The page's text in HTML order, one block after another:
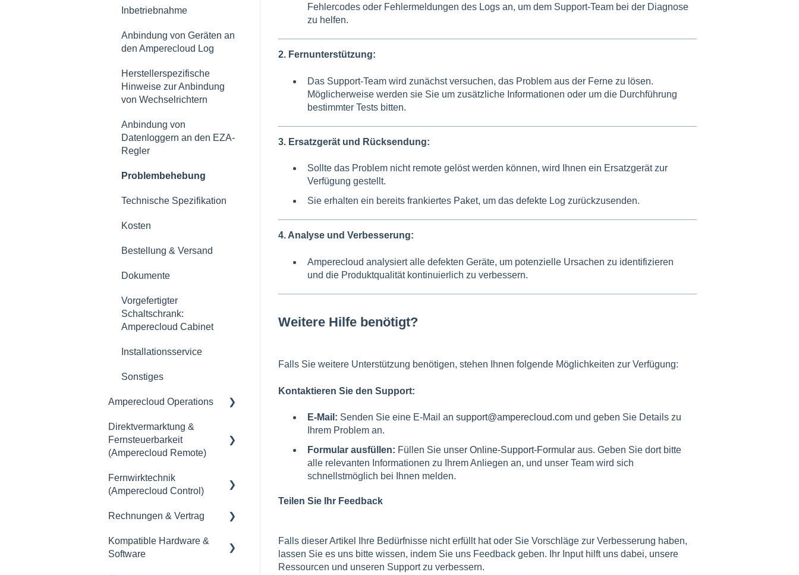
Fehlercodes oder Fehlermeldungen des Logs an, um dem Support-Team bei der Diagnose
zu helfen.
2. Fernunterstützung:
Das Support-Team wird zunächst versuchen, das Problem aus der Ferne zu lösen.
Möglicherweise werden sie Sie um zusätzliche Informationen oder um die Durchführung
bestimmter Tests bitten.
3. Ersatzgerät und Rücksendung:
Sollte das Problem nicht remote gelöst werden können, wird Ihnen ein Ersatzgerät zur
Verfügung gestellt.
Sie erhalten ein bereits frankiertes Paket, um das defekte Log zurückzusenden.
4. Analyse und Verbesserung:
Amperecloud analysiert alle defekten Geräte, um potenzielle Ursachen zu identifizieren
und die Produktqualität kontinuierlich zu verbessern.
Weitere Hilfe benötigt?
Falls Sie weitere Unterstützung benötigen, stehen Ihnen folgende Möglichkeiten zur Verfügung:
Kontaktieren Sie den Support:
E-Mail: Senden Sie eine E-Mail an support@amperecloud.comund geben Sie Details zu
Ihrem Problem an.
Formular ausfüllen: Füllen Sie unser Online-Support-Formularaus. Geben Sie dort bitte
alle relevanten Informationen zu Ihrem Anliegen an, und unser Team wird sich
schnellstmöglich bei Ihnen melden.
Teilen Sie Ihr Feedback
Falls dieser Artikel Ihre Bedürfnisse nicht erfüllt hat oder Sie Vorschläge zur Verbesserung haben,
lassen Sie es uns bitte wissen, indem Sie uns Feedback geben. Ihr Input hilft uns dabei, unsere
Ressourcen und unseren Support zu verbessern.
Status
Alarme
Einsätze
Digitaler Zwilling
Einspeisemanagement
Fensteuerbarkeit
Datenlogger von
Drittanbietern
Unternehmensverwaltung
& Organisation
Anlagen- &
Marktdienstleistungen
Produkte & Abonnements
Störungen & Probleme
Inbetriebnahme
Anbindung von Geräten an
den Amperecloud Log
Herstellerspezifische
Hinweise zur Anbindung
von Wechselrichtern
Anbindung von
Datenloggern an den EZA-
Regler
Problembehebung
Technische Spezifikation
Kosten
Bestellung & Versand
Dokumente
Vorgefertigter
Schaltschrank:
Amperecloud Cabinet
Installationsservice
Sonstiges
Amperecloud Operations
Allgemein
Direktvermarktung &
Fernsteuerbarkeit
(Amperecloud Remote)
Allgemein
Einrichtung von
Fernwirktechnik
(Amperecloud Control)
Allgemein
Amperecloud Control - Die
Lösung für Ihre
Rechnungen & Vertrag
Vertrag
Kompatible Hardware &
Software